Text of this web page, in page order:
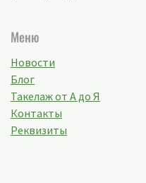
Меню
Новости
Блог
Такелаж от А до Я
Контакты
Реквизиты